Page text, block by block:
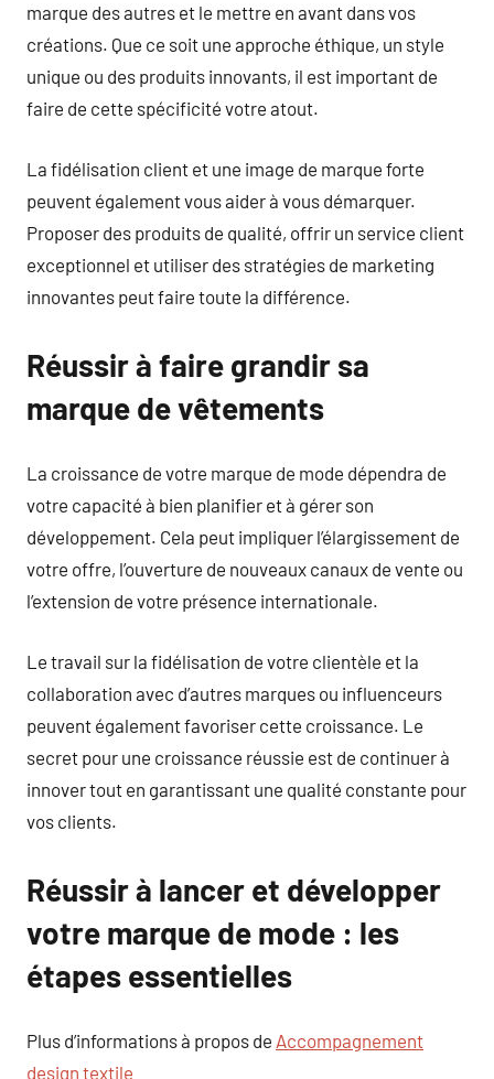
marque des autres et le mettre en avant dans vos
créations. Que ce soit une approche éthique, un style
unique ou des produits innovants, il est important de
faire de cette spécificité votre atout.
La fidélisation client et une image de marque forte
peuvent également vous aider à vous démarquer.
Proposer des produits de qualité, offrir un service client
exceptionnel et utiliser des stratégies de marketing
innovantes peut faire toute la différence.
Réussir à faire grandir sa
marque de vêtements
La croissance de votre marque de mode dépendra de
votre capacité à bien planifier et à gérer son
développement. Cela peut impliquer l’élargissement de
votre offre, l’ouverture de nouveaux canaux de vente ou
l’extension de votre présence internationale.
Le travail sur la fidélisation de votre clientèle et la
collaboration avec d’autres marques ou influenceurs
peuvent également favoriser cette croissance. Le
secret pour une croissance réussie est de continuer à
innover tout en garantissant une qualité constante pour
vos clients.
Réussir à lancer et développer
votre marque de mode : les
étapes essentielles
Plus d’informations à propos de Accompagnement
design textile